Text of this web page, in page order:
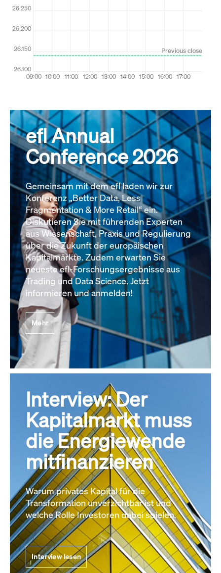
efl Annual
Conference 2026
Gemeinsam mit dem efl laden wir zur
Konferenz „Better Data, Less
Fragmentation & More Retail“ ein.
Diskutieren Sie mit führenden Experten
aus Wissenschaft, Praxis und Regulierung
über die Zukunft der europäischen
Kapitalmärkte. Zudem erwarten Sie
neueste efl-Forschungsergebnisse aus
Trading und Data Science. Jetzt
informieren und anmelden!
Mehr
Interview: Der
Kapitalmarkt muss
die Energiewende
mitfinanzieren
Warum privates Kapital für die
Transformation unverzichtbar ist und
welche Rolle Investoren dabei spielen.
Interview lesen